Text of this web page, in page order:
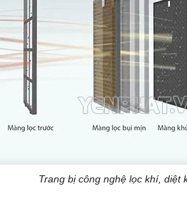
Trang bị công nghệ lọc khí, diệt